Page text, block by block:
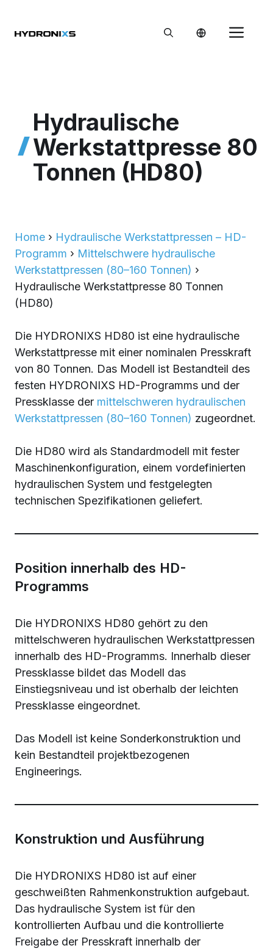
springen
Hydraulische
Werkstattpresse 80
Tonnen (HD80)
Home › Hydraulische Werkstattpressen – HD-
Programm › Mittelschwere hydraulische
Werkstattpressen (80–160 Tonnen) ›
Hydraulische Werkstattpresse 80 Tonnen
(HD80)
Die HYDRONIXS HD80 ist eine hydraulische
Werkstattpresse mit einer nominalen Presskraft
von 80 Tonnen. Das Modell ist Bestandteil des
festen HYDRONIXS HD-Programms und der
Pressklasse der mittelschweren hydraulischen
Werkstattpressen (80–160 Tonnen) zugeordnet.
Die HD80 wird als Standardmodell mit fester
Maschinenkonfiguration, einem vordefinierten
hydraulischen System und festgelegten
technischen Spezifikationen geliefert.
Position innerhalb des HD-
Programms
Die HYDRONIXS HD80 gehört zu den
mittelschweren hydraulischen Werkstattpressen
innerhalb des HD-Programms. Innerhalb dieser
Pressklasse bildet das Modell das
Einstiegsniveau und ist oberhalb der leichten
Pressklasse eingeordnet.
Das Modell ist keine Sonderkonstruktion und
kein Bestandteil projektbezogenen
Engineerings.
Konstruktion und Ausführung
Die HYDRONIXS HD80 ist auf einer
geschweißten Rahmenkonstruktion aufgebaut.
Das hydraulische System ist für den
kontrollierten Aufbau und die kontrollierte
Freigabe der Presskraft innerhalb der